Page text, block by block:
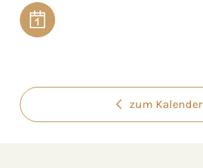
zum Kalender